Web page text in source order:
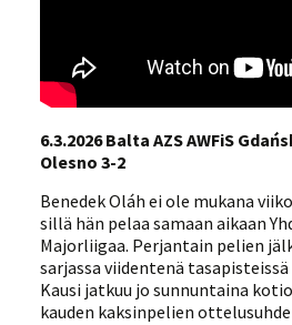
6.3.2026 Balta AZS AWFiS
Olesno 3-2
Benedek Oláh ei ole mukana
sillä hän pelaa samaan aikaan
Majorliigaa. Perjantain pelien
sarjassa viidentenä
Kausi jatkuu jo sunnuntaina
kauden kaksinpelien ottelusuhde